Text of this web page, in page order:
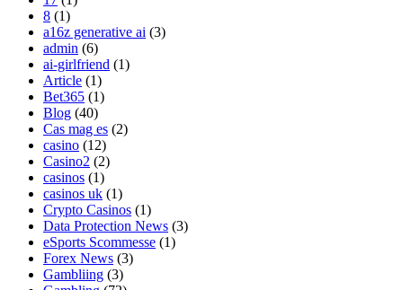
8 (1)
a16z generative ai (3)
admin (6)
ai-girlfriend (1)
Article (1)
Bet365 (1)
Blog (40)
Cas mag es (2)
casino (12)
Casino2 (2)
casinos (1)
casinos uk (1)
Crypto Casinos (1)
Data Protection News (3)
eSports Scommesse (1)
Forex News (3)
Gambliing (3)